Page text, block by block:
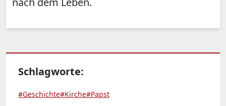
Schlagworte:
#Geschichte#Kirche#Papst